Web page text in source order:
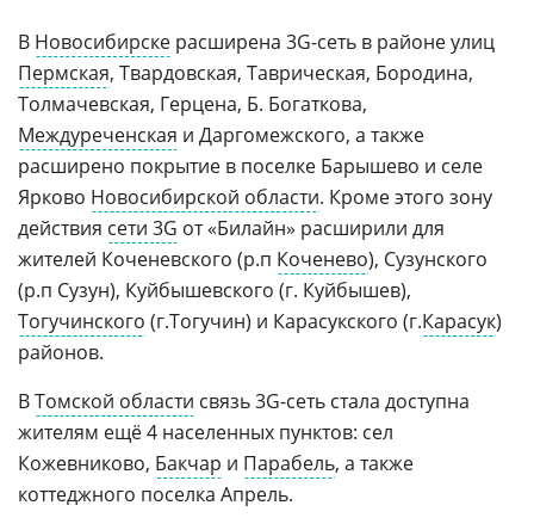
В Новосибирске расширена 3G-сеть в районе улиц
Пермская, Твардовская, Таврическая, Бородина,
Толмачевская, Герцена, Б. Богаткова,
Междуреченская и Даргомежского, а также
расширено покрытие в поселке Барышево и селе
Ярково Новосибирской области. Кроме этого зону
действия сети 3G от «Билайн» расширили для
жителей Коченевского (р.п Коченево), Сузунского
(р.п Сузун), Куйбышевского (г. Куйбышев),
Тогучинского (г.Тогучин) и Карасукского (г.Карасук)
районов.
ВТомской области связь 3G-сеть стала доступна
жителям ещё 4 населенных пунктов: сел
Кожевниково, Бакчар и Парабель, а также
коттеджного поселка Апрель.